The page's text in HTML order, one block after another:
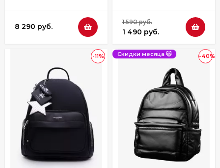
8 290 руб.
1 590 руб.
1 490 руб.
-11% -40%
Скидки месяца 😽